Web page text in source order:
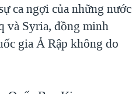
ca ngợi của những nước
và Syria, đồng minh
gia Ả Rập không do